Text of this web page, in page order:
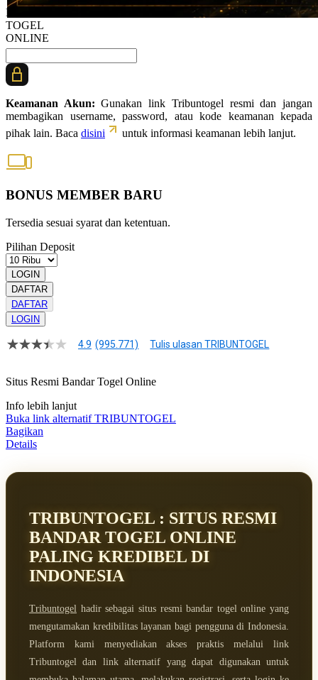
BANDAR
TOGEL
ONLINE
Keamanan Akun: Gunakan link Tribuntogel resmi dan jangan
membagikan username, password, atau kode keamanan kepada
pihak lain. Baca disini untuk informasi keamanan lebih lanjut.
BONUS MEMBER BARU
Tersedia sesuai syarat dan ketentuan.
Pilihan Deposit
LOGIN
DAFTAR
DAFTAR
LOGIN
4.9
bintang,
rating
rata-
rata.
Baca
ulasan
Tautan
4.9 (995.771) Tulis ulasan TRIBUNTOGEL
Situs Resmi Bandar Togel Online
Info lebih lanjut
Buka link alternatif TRIBUNTOGEL
Bagikan
Details
TRIBUNTOGEL : SITUS RESMI
BANDAR TOGEL ONLINE
PALING KREDIBEL DI
INDONESIA
Tribuntogel hadir sebagai situs resmi bandar togel online yang
mengutamakan kredibilitas layanan bagi pengguna di Indonesia.
Platform kami menyediakan akses praktis melalui link
Tribuntogel dan link alternatif yang dapat digunakan untuk